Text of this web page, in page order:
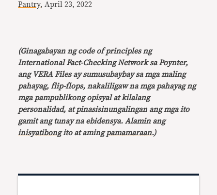
Pantry, April 23, 2022
(Ginagabayan ng code of principles ng
International Fact-Checking Network sa Poynter,
ang VERA Files ay sumusubaybay sa mga maling
pahayag, flip-flops, nakaliligaw na mga pahayag ng
mga pampublikong opisyal at kilalang
personalidad, at pinasisinungalingan ang mga ito
gamit ang tunay na ebidensya. Alamin ang
inisyatibongito at amingpamamaraan.)